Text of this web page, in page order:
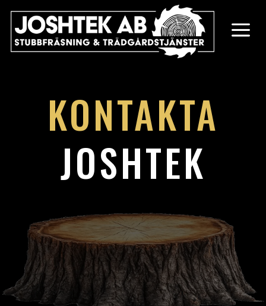
a
KONTAKTA
JOSHTEK